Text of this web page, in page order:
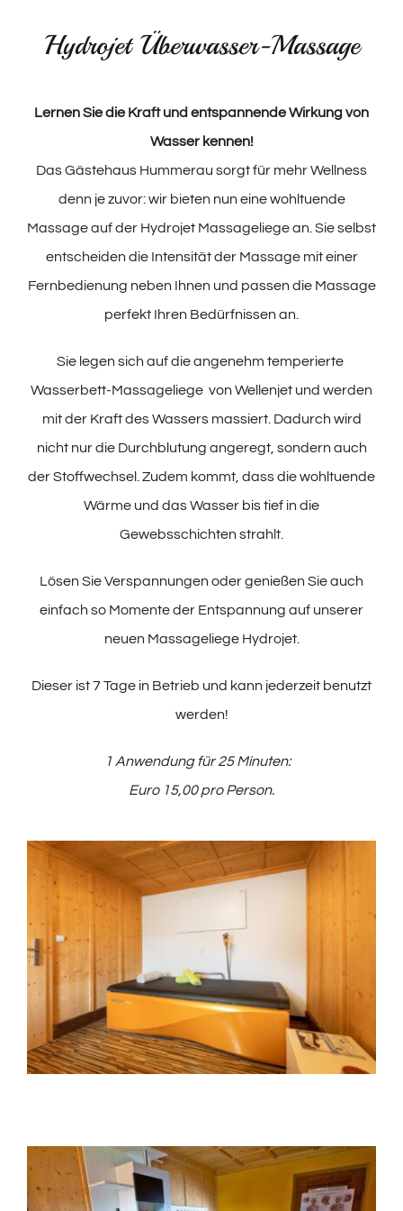
Hydrojet Überwasser-Massage
Lernen Sie die Kraft und entspannende Wirkung von
Wasser kennen!
Das Gästehaus Hummerau sorgt für mehr Wellness
denn je zuvor: wir bieten nun eine wohltuende
Massage auf der Hydrojet Massageliege an. Sie selbst
entscheiden die Intensität der Massage mit einer
Fernbedienung neben Ihnen und passen die Massage
perfekt Ihren Bedürfnissen an.
Sie legen sich auf die angenehm temperierte
Wasserbett-Massageliege von Wellenjet und werden
mit der Kraft des Wassers massiert. Dadurch wird
nicht nur die Durchblutung angeregt, sondern auch
der Stoffwechsel. Zudem kommt, dass die wohltuende
Wärme und das Wasser bis tief in die
Gewebsschichten strahlt.
Lösen Sie Verspannungen oder genießen Sie auch
einfach so Momente der Entspannung auf unserer
neuen Massageliege Hydrojet.
Dieser ist 7 Tage in Betrieb und kann jederzeit benutzt
werden!
1 Anwendung für 25 Minuten:
Euro 15,00 pro Person.